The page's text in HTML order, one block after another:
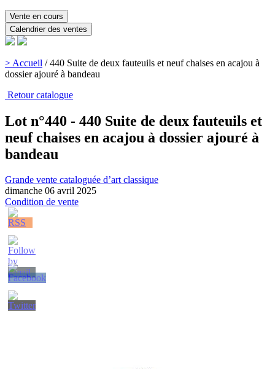
Vente en cours
Calendrier des ventes
> Accueil /440 Suite de deux fauteuils et neuf chaises en acajou à
dossier ajouré à bandeau
Retour catalogue
Lot n°440 - 440 Suite de deux fauteuils et
neuf chaises en acajou à dossier ajouré à
bandeau
Grande vente cataloguée d’art classique
dimanche 06 avril 2025
Condition de vente